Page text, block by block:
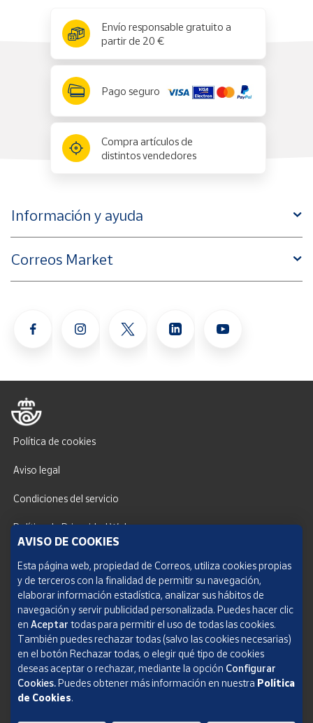
Envío responsable gratuito a
partir de 20 €
Pago seguro
Compra artículos de
distintos vendedores
Información y ayuda
Correos Market
Política de cookies
Aviso legal
Condiciones del servicio
Política de Privacidad Web
SOCIEDAD ESTATAL CORREOS Y TELÉGRAFOS, S.A., S.M.E. Todos los derechos
reservados.
AVISO DE COOKIES
Esta página web, propiedad de Correos, utiliza cookies propias
y de terceros con la finalidad de permitir su navegación,
elaborar información estadística, analizar sus hábitos de
navegación y servir publicidad personalizada. Puedes hacer clic
en Aceptar todas para permitir el uso de todas las cookies.
También puedes rechazar todas (salvo las cookies necesarias)
en el botón Rechazar todas, o elegir qué tipo de cookies
deseas aceptar o rechazar, mediante la opción Configurar
Cookies.Puedes obtener más información en nuestra Política
de Cookies.